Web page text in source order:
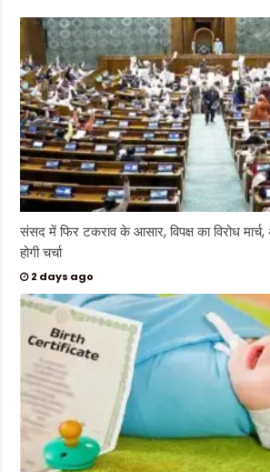
संसद में फिर टकराव के आसार, विपक्ष का विरोध मार्च,
होगी चर्चा
2 days ago